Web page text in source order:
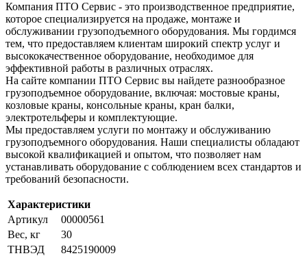
Компания ПТО Сервис - это производственное предприятие,
которое специализируется на продаже, монтаже и
обслуживании грузоподъемного оборудования. Мы гордимся
тем, что предоставляем клиентам широкий спектр услуг и
высококачественное оборудование, необходимое для
эффективной работы в различных отраслях.
На сайте компании ПТО Сервис вы найдете разнообразное
грузоподъемное оборудование, включая: мостовые краны,
козловые краны, консольные краны, кран балки,
электротельферы и комплектующие.
Мы предоставляем услуги по монтажу и обслуживанию
грузоподъемного оборудования. Наши специалисты обладают
высокой квалификацией и опытом, что позволяет нам
устанавливать оборудование с соблюдением всех стандартов и
требований безопасности.
Характеристики
Артикул
00000561
Вес, кг
30
ТНВЭД
8425190009